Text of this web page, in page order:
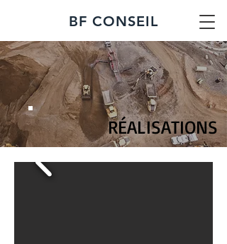
BF CONSEIL
RÉALISATIONS